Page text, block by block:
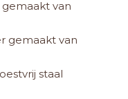
van
gemaakt van
staal